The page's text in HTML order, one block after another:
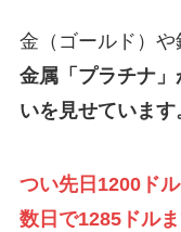
金（ゴールド）
金属「プラチナ
いを見せています
つい先日1200ド
数日で1285ドル